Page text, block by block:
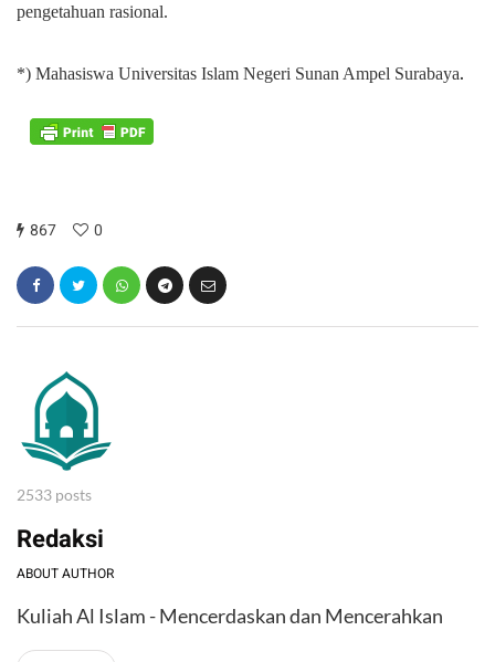
pengetahuan rasional.
*) Mahasiswa Universitas Islam Negeri Sunan Ampel Surabaya.
867 0
2533 posts
Redaksi
ABOUT AUTHOR
Kuliah Al Islam - Mencerdaskan dan Mencerahkan